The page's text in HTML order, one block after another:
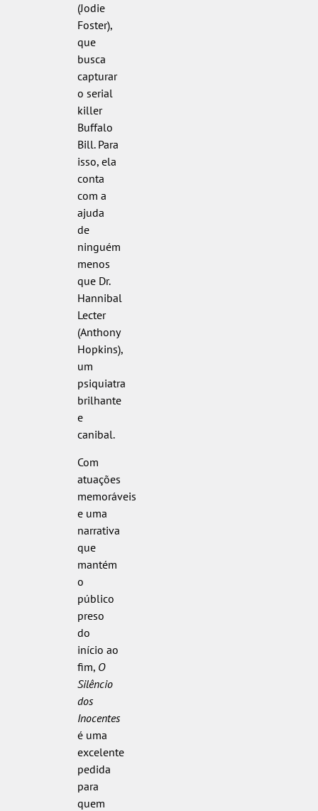
(Jodie
Foster),
que
busca
capturar
o serial
killer
Buffalo
Bill. Para
isso, ela
conta
com a
ajuda
de
ninguém
menos
que Dr.
Hannibal
Lecter
(Anthony
Hopkins),
um
psiquiatra
brilhante
e
canibal.
Com
atuações
memoráveis
e uma
narrativa
que
mantém
o
público
preso
do
início ao
fim, O
Silêncio
dos
Inocentes
é uma
excelente
pedida
para
quem